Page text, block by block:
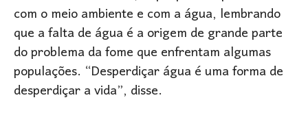
com o meio ambiente e com a água, lembrando
que a falta de água é a origem de grande parte
do problema da fome que enfrentam algumas
populações. “Desperdiçar água é uma forma de
desperdiçar a vida”, disse.